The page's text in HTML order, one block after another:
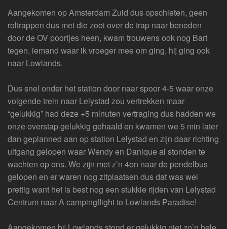
Aangekomen op Amsterdam Zuid dus opschieten, geen
roltrappen dus met die zooi over de trap naar beneden
door de OV poortjes heen, kwam trouwens ook nog Bart
tegen, iemand waar ik vroeger mee om ging, hij ging ook
naar Lowlands.
Dus snel onder het station door naar spoor 4-5 waar onze
volgende trein naar Lelystad zou vertrekken maar
“gelukkig” had deze +5 minuten vertraging dus hadden we
onze overstap gelukkig gehaald en kwamen we 5 min later
dan geplanned aan op station Lelystad en zijn daar richting
uitgang gelopen waar Wendy en Danique al stonden te
wachten op ons. We zijn met z’n 4en naar de pendelbus
gelopen en er waren nog zitplaatsen dus dat was wel
prettig want het is best nog een stukkie rijden van Lelystad
Centrum naar A campingflight to Lowlands Paradise!